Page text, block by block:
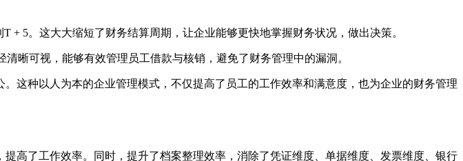
+ 5。这大大缩短了财务结算周期，让企业能够更快地掌握财务状况，做出决策。
晰可视，能够有效管理员工借款与核销，避免了财务管理中的漏洞。
这种以人为本的企业管理模式，不仅提高了员工的工作效率和满意度，也为企业的财务管理
高了工作效率。同时，提升了档案整理效率，消除了凭证维度、单据维度、发票维度、银行